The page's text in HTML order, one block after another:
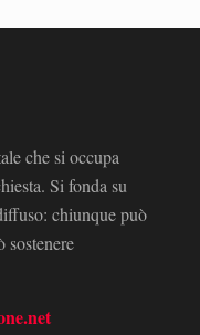
che si occupa
Si fonda su
chiunque può
sostenere